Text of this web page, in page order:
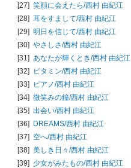
[27] 笑顔に会えたら/西村 由紀江
[28] 耳をすまして/西村 由紀江
[29] 明日を信じて/西村 由紀江
[30] やさしさ/西村 由紀江
[31] あなたが輝くとき/西村 由紀江
[32] ビタミン/西村 由紀江
[33] ピアノ/西村 由紀江
[34] 微笑みの鐘/西村 由紀江
[35] 出会い/西村 由紀江
[36] DREAMS/西村 由紀江
[37] 空へ/西村 由紀江
[38] 美しき日々/西村 由紀江
[39] 少女がみたもの/西村 由紀江